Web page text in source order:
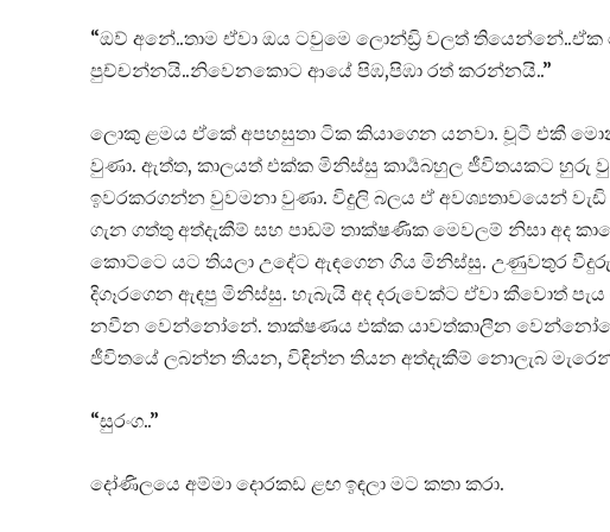
“ඔව් අනේ..තාම ඒවා ඔය ටවුමෙ ලොන්ඩ්‍රි වලත්
පුච්චන්නයි..නිවෙනකොට ආයේ පිඹ,පිඹා රත් කරන්නයි..”
ලොකු ළමය ඒකේ අපහසුතා ටික කියාගෙන යනවා. චූටී එකී
වුණා. ඇත්ත, කාලයත් එක්ක මිනිස්සු කාර්‍යබහුල ජීවිතයකට හුරු
ඉවරකරගන්න වුවමනා වුණා. විදුලි බලය ඒ අවශ්‍යතාවයෙන් වැඩි
ගැන ගත්තු අත්දැකීම් සහ පාඩම් තාක්ෂණික මෙවලම් නිසා අද
කොට්ටෙ යට තියලා උදේට ඇඳගෙන ගිය මිනිස්සු. උණුවතුර
දිගෑරගෙන ඇඳපු මිනිස්සු. හැබැයි අද දරුවෙක්ට ඒවා කීවොත්
නවීන වෙන්නෝනේ. තාක්ෂණය එක්ක යාවත්කාලීන
ජීවිතයේ ලබන්න තියන, විඳින්න තියන අත්දැකීම් නොලැබ
“සුරංග..”
දෝණිලයෙ අම්මා දොරකඩ ළඟ ඉඳලා මට කතා කරා.